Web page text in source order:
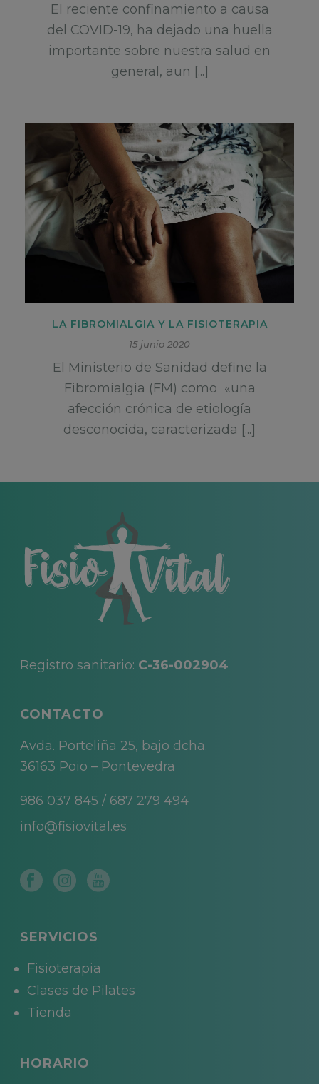
El reciente confinamiento a causa
del COVID-19, ha dejado una huella
importante sobre nuestra salud en
general, aun [...]
LA FIBROMIALGIA Y LA FISIOTERAPIA
15 junio 2020
El Ministerio de Sanidad define la
Fibromialgia (FM) como «una
afección crónica de etiología
desconocida, caracterizada [...]
Registro sanitario: C-36-002904
CONTACTO
Avda. Porteliña 25, bajo dcha.
36163 Poio – Pontevedra
986 037 845 / 687 279 494
info@fisiovital.es
SERVICIOS
Fisioterapia
Clases de Pilates
Tienda
HORARIO